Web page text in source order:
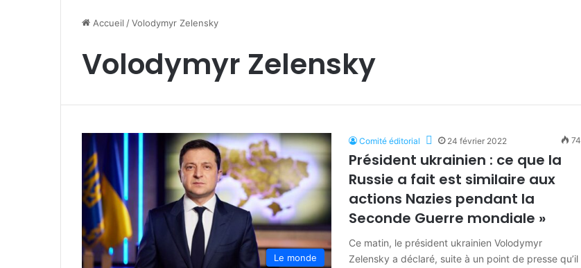
Accueil /Volodymyr Zelensky
Volodymyr Zelensky
Le monde
Comité éditorial 24 février 2022 74
Président ukrainien : ce que la
Russie a fait est similaire aux
actions Nazies pendant la
Seconde Guerre mondiale »
Ce matin, le président ukrainien Volodymyr
Zelensky a déclaré, suite à un point de presse qu’il